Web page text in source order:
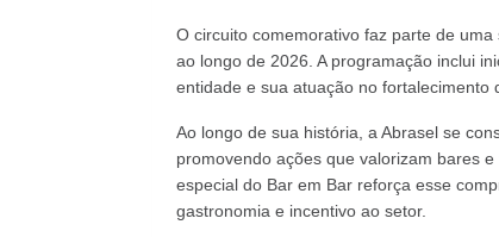
O circuito comemorativo faz parte de
ao longo de 2026. A programação inclui
entidade e sua atuação no fortalecimento
Ao longo de sua história, a Abrasel se
promovendo ações que valorizam bares
especial do Bar em Bar reforça esse
gastronomia e incentivo ao setor.